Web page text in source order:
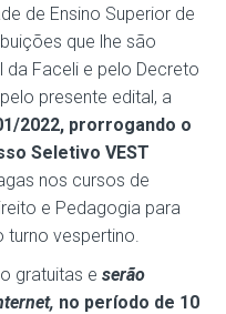
de Ensino Superior de
que lhe são
da Faceli e pelo Decreto
presente edital, a
2022, prorrogando o
Seletivo VEST
nos cursos de
e Pedagogia para
turno vespertino.
gratuitas e serão
no período de 10